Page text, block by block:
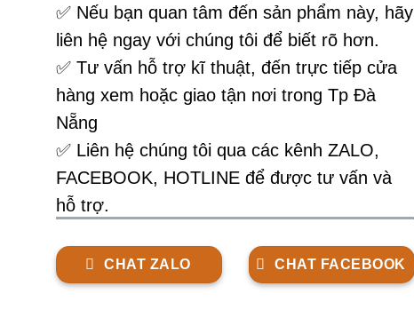
✅ Nếu bạn quan tâm đến sản phẩm này, hãy
liên hệ ngay với chúng tôi để biết rõ hơn.
✅ Tư vấn hỗ trợ kĩ thuật, đến trực tiếp cửa
hàng xem hoặc giao tận nơi trong Tp Đà
Nẵng
✅ Liên hệ chúng tôi qua các kênh ZALO,
FACEBOOK, HOTLINE để được tư vấn và
hỗ trợ.
CHAT ZALO CHAT FACEBOOK